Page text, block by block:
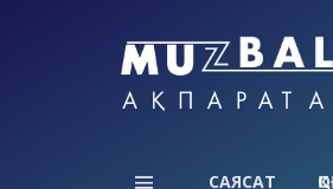
САЯСАТ